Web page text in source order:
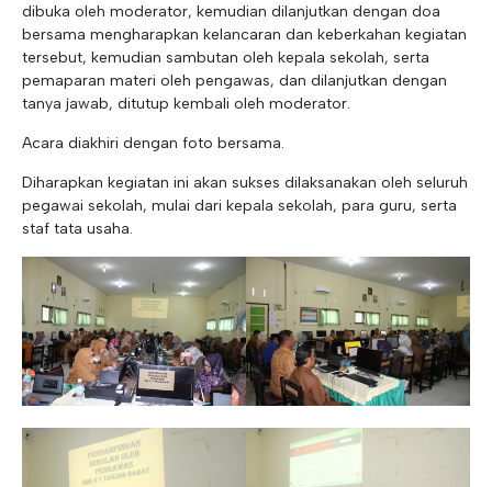
dibuka oleh moderator, kemudian dilanjutkan dengan doa
bersama mengharapkan kelancaran dan keberkahan kegiatan
tersebut, kemudian sambutan oleh kepala sekolah, serta
pemaparan materi oleh pengawas, dan dilanjutkan dengan
tanya jawab, ditutup kembali oleh moderator.
Acara diakhiri dengan foto bersama.
Diharapkan kegiatan ini akan sukses dilaksanakan oleh seluruh
pegawai sekolah, mulai dari kepala sekolah, para guru, serta
staf tata usaha.